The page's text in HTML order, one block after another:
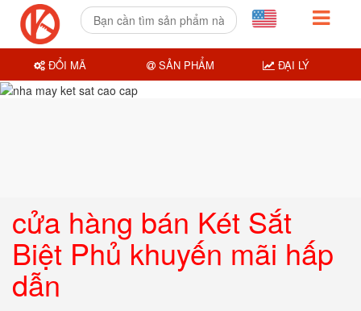
cửa hàng bán Két Sắt
Biệt Phủ khuyến mãi hấp
dẫn
ĐỔI MÃ SẢN PHẨM ĐẠI LÝ